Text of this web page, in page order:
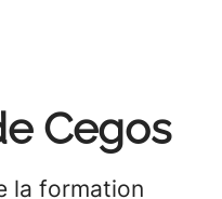
Cegos
la formation